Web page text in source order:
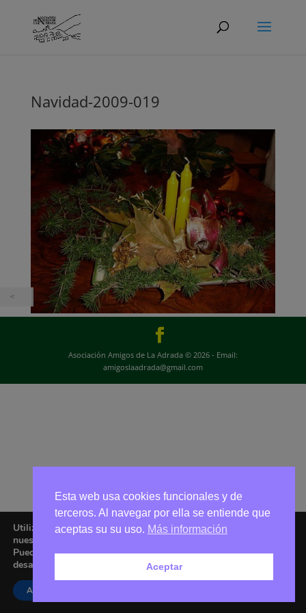
Navidad-2009-019
Asociación Amigos de La Adrada © 2026 - Email:
amigoslaadrada@gmail.com
Utilizamos cookies para ofrecerte la mejor experiencia en
nuestra web.
Puedes aprender más sobre qué cookies utilizamos o
desactivarlas en los
Aceptar
Esta web usa cookies funcionales y de
terceros. Al navegar por ella se entiende que
aceptas su su uso. Más información
Aceptar